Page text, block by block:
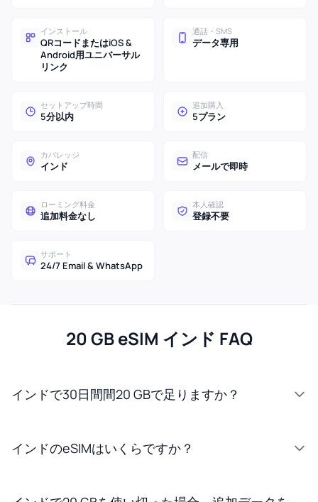
インストール
QRコードまたはiOS &
Android用ユニバーサル
リンク
通話・SMS
データ専用
セットアップ時間
5分以内
追加購入
5プラン
カバレッジ
インド
配信
メールで即時
ローミング料金
追加料金なし
本人確認
登録不要
サポート
24/7 Email & WhatsApp
20 GB eSIM インド FAQ
インドで30日間間20 GBで足りますか？
インドのeSIMはいくらですか？